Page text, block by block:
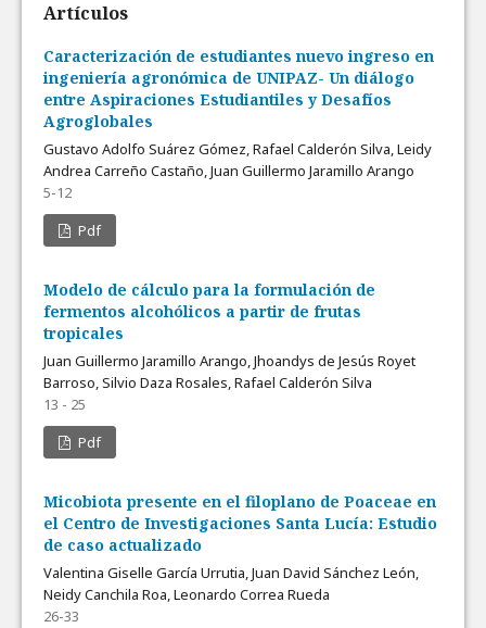
Artículos
Caracterización de estudiantes nuevo ingreso en
ingeniería agronómica de UNIPAZ- Un diálogo
entre Aspiraciones Estudiantiles y Desafíos
Agroglobales
Gustavo Adolfo Suárez Gómez, Rafael Calderón Silva, Leidy
Andrea Carreño Castaño, Juan Guillermo Jaramillo Arango
5-12
Pdf
Modelo de cálculo para la formulación de
fermentos alcohólicos a partir de frutas
tropicales
Juan Guillermo Jaramillo Arango, Jhoandys de Jesús Royet
Barroso, Silvio Daza Rosales, Rafael Calderón Silva
13 - 25
Pdf
Micobiota presente en el filoplano de Poaceae en
el Centro de Investigaciones Santa Lucía: Estudio
de caso actualizado
Valentina Giselle García Urrutia, Juan David Sánchez León,
Neidy Canchila Roa, Leonardo Correa Rueda
26-33